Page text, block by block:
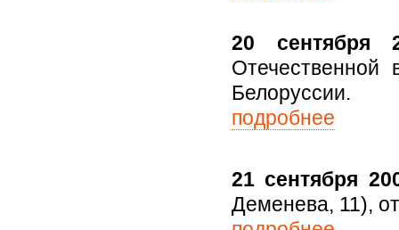
20 сентября
Отечественной
Белоруссии.
подробнее
21 сентября
Деменева, 11),